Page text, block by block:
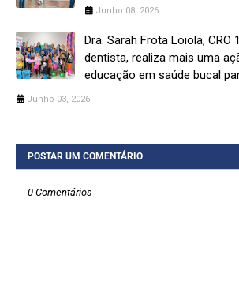
Junho 08, 2026
Dra. Sarah Frota Loiola, CRO
dentista, realiza mais uma
educação em saúde bucal
Junho 03, 2026
POSTAR UM COMENTÁRIO
0 Comentários